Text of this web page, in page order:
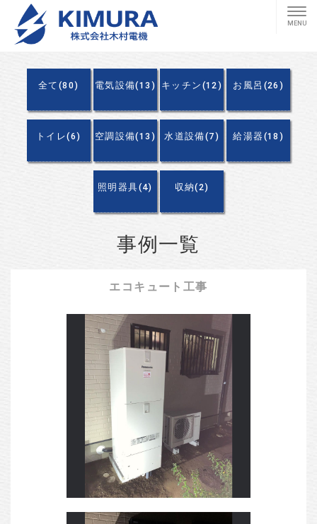
全て(80) 電気設備(13) キッチン(12) お風呂(26)
トイレ(6) 空調設備(13) 水道設備(7) 給湯器(18)
照明器具(4) 収納(2)
事例一覧
エコキュート工事